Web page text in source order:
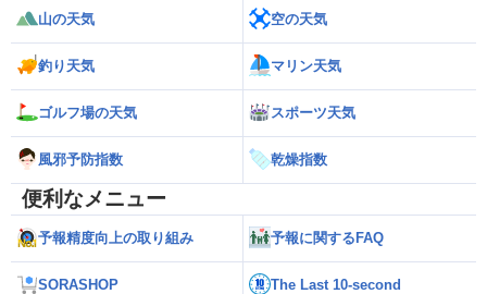
山の天気 空の天気
釣り天気 マリン天気
ゴルフ場の天気 スポーツ天気
風邪予防指数 乾燥指数
便利なメニュー
予報精度向上の取り組み 予報に関するFAQ
SORASHOP The Last 10-second